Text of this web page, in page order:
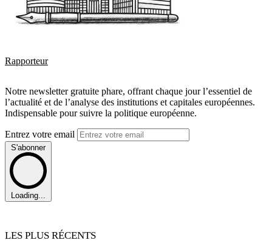
Rapporteur
Notre newsletter gratuite phare, offrant chaque jour l’essentiel de
l’actualité et de l’analyse des institutions et capitales européennes.
Indispensable pour suivre la politique européenne.
Entrez votre email
S'abonner
Loading...
LES PLUS RÉCENTS